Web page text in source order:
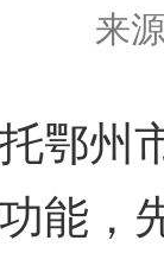
来
州
能，